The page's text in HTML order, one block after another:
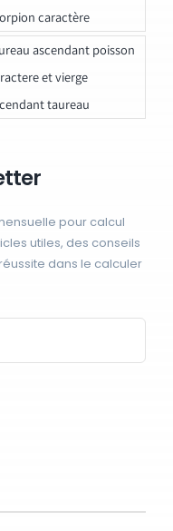
caractère
ascendant poisson
et vierge
taureau
pour calcul
utiles, des conseils
dans le calculer